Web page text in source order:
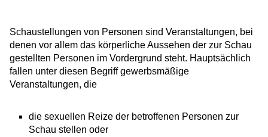
Schaustellungen von Personen sind Veranstaltungen, bei
denen vor allem das körperliche Aussehen der zur Schau
gestellten Personen im Vordergrund steht. Hauptsächlich
fallen unter diesen Begriff gewerbsmäßige
Veranstaltungen, die
die sexuellen Reize der betroffenen Personen zur
Schau stellen oder